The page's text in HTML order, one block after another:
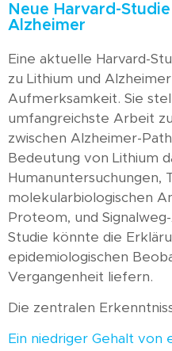
Neue Harvard-
Alzheimer
Eine aktuelle Harvard-
zu Lithium und
Aufmerksamkeit. Sie
umfangreichste Arbeit
zwischen Alzheimer-
Bedeutung von Lithium
Humanuntersuchungen,
molekularbiologischen
Proteom, und
Studie könnte die
epidemiologischen
Vergangenheit liefern.
Die zentralen
Ein niedriger Gehalt von